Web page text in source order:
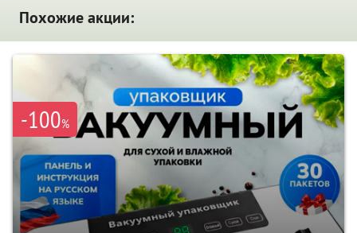
Похожие акции:
-100%